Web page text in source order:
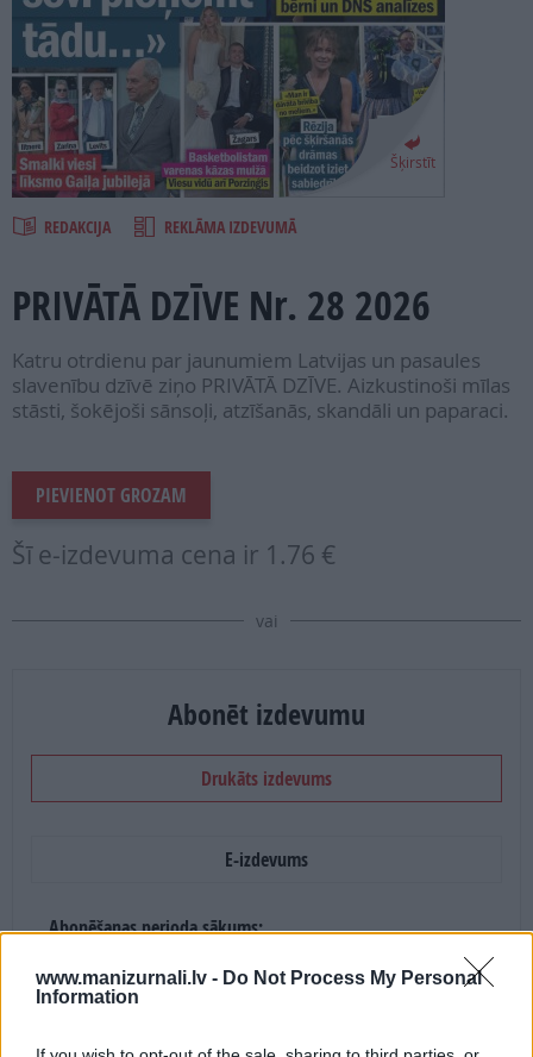
www.manizurnali.lv - Do Not Process My Personal
Information
SEARCH
Šķirstīt
REDAKCIJA REKLĀMA IZDEVUMĀ
PRIVĀTĀ DZĪVE Nr. 28 2026
Katru otrdienu par jaunumiem Latvijas un pasaules
slavenību dzīvē ziņo PRIVĀTĀ DZĪVE. Aizkustinoši mīlas
stāsti, šokējoši sānsoļi, atzīšanās, skandāli un paparaci.
PIEVIENOT GROZAM
Šī e-izdevuma cena ir 1.76 €
vai
Abonēt izdevumu
Drukāts izdevums
E-izdevums
Abonēšanas perioda sākums:
2026. gada septembris